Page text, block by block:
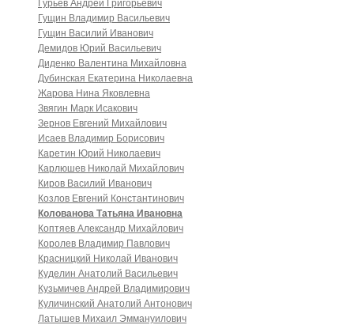
Гурьев Андрей Григорьевич
Гущин Владимир Васильевич
Гущин Василий Иванович
Демидов Юрий Васильевич
Диденко Валентина Михайловна
Дубинская Екатерина Николаевна
Жарова Нина Яковлевна
Звягин Марк Исакович
Зернов Евгений Михайлович
Исаев Владимир Борисович
Каретин Юрий Николаевич
Карлюшев Николай Михайлович
Киров Василий Иванович
Козлов Евгений Константинович
Колованова Татьяна Ивановна
Коптяев Александр Михайлович
Королев Владимир Павлович
Красницкий Николай Иванович
Куделин Анатолий Васильевич
Кузьмичев Андрей Владимирович
Куличинский Анатолий Антонович
Латышев Михаил Эммануилович